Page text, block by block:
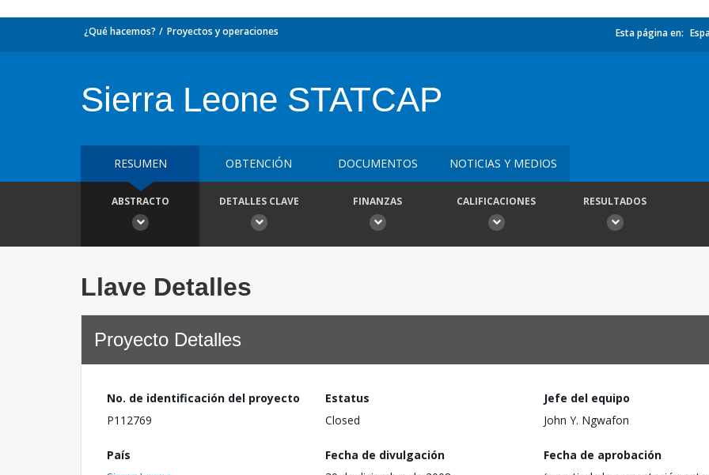
¿Qué hacemos? Proyectos y operaciones Esta página en:
Sierra Leone STATCAP
RESUMEN OBTENCIÓN DOCUMENTOS NOTICIAS Y MEDIOS
ABSTRACTO DETALLES CLAVE FINANZAS CALIFICACIONES RESULTADOS
Llave Detalles
Proyecto Detalles
No. de identificación del proyecto
P112769
Estatus
Closed
Jefe del equipo
John Y. Ngwafon
País
Fecha de divulgación
Fecha de aprobación